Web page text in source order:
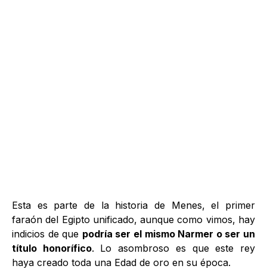
Esta es parte de la historia de Menes, el primer
faraón del Egipto unificado, aunque como vimos, hay
indicios de que podría ser el mismo Narmer o ser un
título honorífico. Lo asombroso es que este rey
haya creado toda una Edad de oro en su época.